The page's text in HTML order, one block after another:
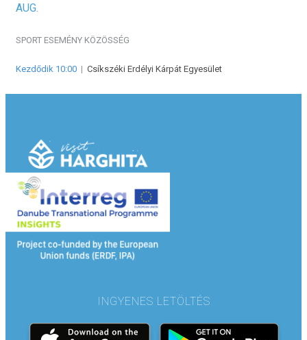
AUG.
SPORT ESEMÉNY KÖZÖSSÉG
Kezdődik 10:00 | Csíkszéki Erdélyi Kárpát Egyesület
INGYENES LETÖLTÉS